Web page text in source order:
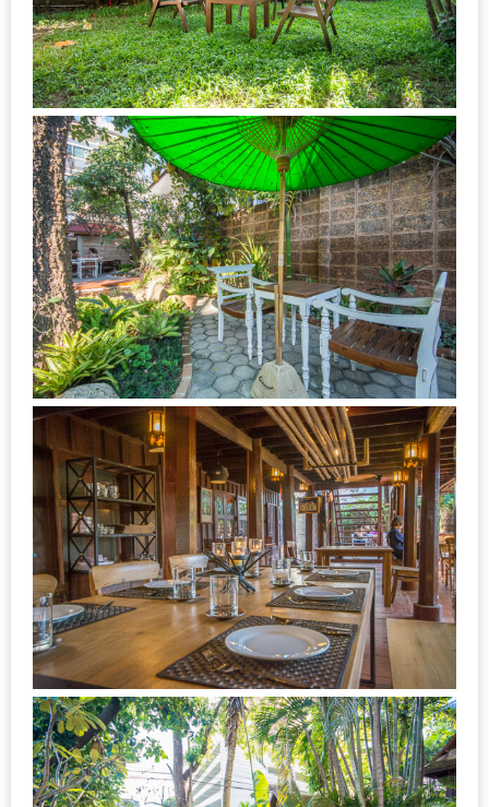
พลาด
สำหรับ
ฤดู
หนาว
นี้
กับ
PING
FAI
FESTIVAL
2
–
ช็อป
ฟิน
กิน
เพลิน
HFG
E-
NEWS
GAME
(SABAI
SEAFOOD)
HOMEPRO
FAIR
2017
เชียงใหม่